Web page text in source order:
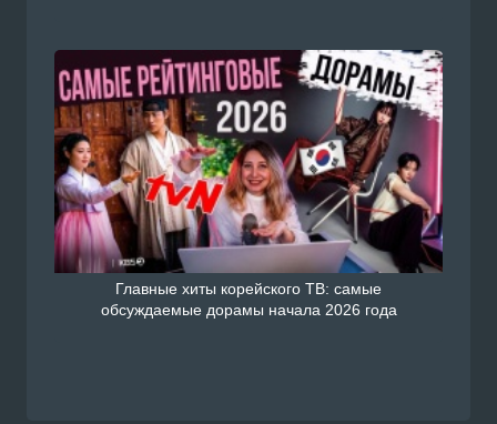
Главные хиты корейского ТВ: самые
обсуждаемые дорамы начала 2026 года